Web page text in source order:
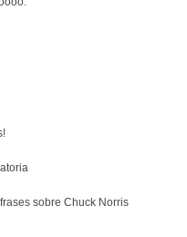
sobre Chuck Norris